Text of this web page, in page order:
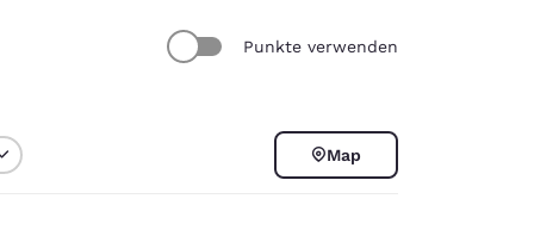
Punkte verwenden
Map